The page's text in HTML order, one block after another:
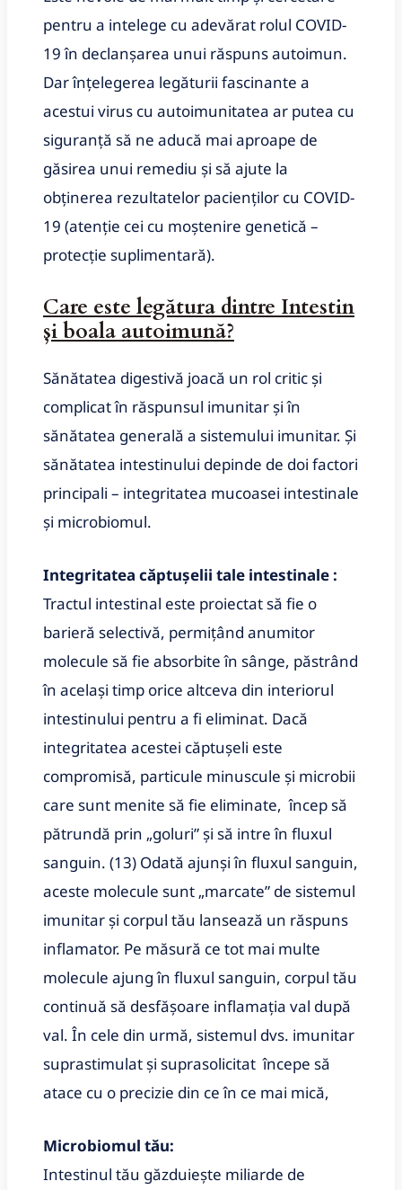
pentru a intelege cu adevărat rolul COVID-
19 în declanșarea unui răspuns autoimun.
Dar înțelegerea legăturii fascinante a
acestui virus cu autoimunitatea ar putea cu
siguranță să ne aducă mai aproape de
găsirea unui remediu și să ajute la
obținerea rezultatelor pacienților cu COVID-
19 (atenție cei cu moștenire genetică –
protecție suplimentară).
Care este legătura dintre Intestin
și boala autoimună?
Sănătatea digestivă joacă un rol critic și
complicat în răspunsul imunitar și în
sănătatea generală a sistemului imunitar. Și
sănătatea intestinului depinde de doi factori
principali – integritatea mucoasei intestinale
și microbiomul.
Integritatea căptușelii tale intestinale :
Tractul intestinal este proiectat să fie o
barieră selectivă, permițând anumitor
molecule să fie absorbite în sânge, păstrând
în același timp orice altceva din interiorul
intestinului pentru a fi eliminat. Dacă
integritatea acestei căptușeli este
compromisă, particule minuscule și microbii
care sunt menite să fie eliminate, încep să
pătrundă prin „goluri” și să intre în fluxul
sanguin. (13) Odată ajunși în fluxul sanguin,
aceste molecule sunt „marcate” de sistemul
imunitar și corpul tău lansează un răspuns
inflamator. Pe măsură ce tot mai multe
molecule ajung în fluxul sanguin, corpul tău
continuă să desfășoare inflamația val după
val. În cele din urmă, sistemul dvs. imunitar
suprastimulat și suprasolicitat începe să
atace cu o precizie din ce în ce mai mică,
Microbiomul tău:
Intestinul tău găzduiește miliarde de